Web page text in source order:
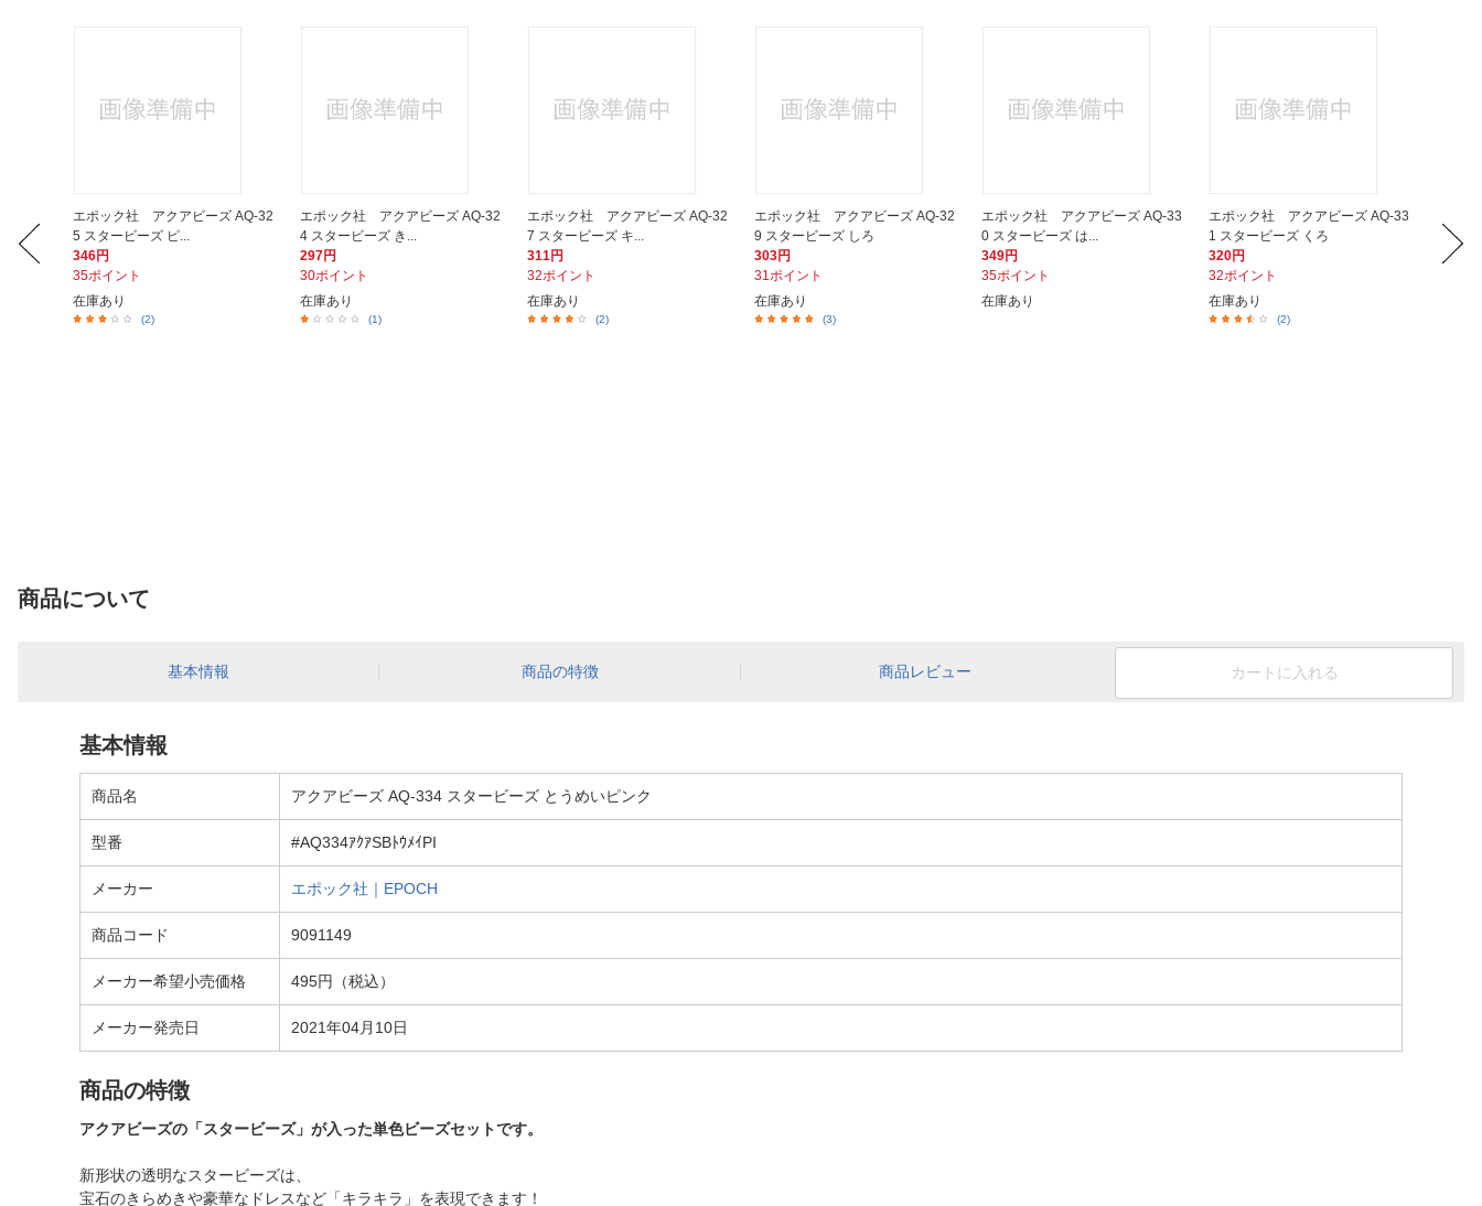
エポック社 アクアビーズ AQ-32
5 スタービーズ ピ...
346円
35ポイント
在庫あり
(2)
エポック社 アクアビーズ AQ-32
4 スタービーズ き...
297円
30ポイント
在庫あり
(1)
エポック社 アクアビーズ AQ-32
7 スタービーズ キ...
311円
32ポイント
在庫あり
(2)
エポック社 アクアビーズ AQ-32
9 スタービーズ しろ
303円
31ポイント
在庫あり
(3)
エポック社 アクアビーズ AQ-33
0 スタービーズ は...
349円
35ポイント
在庫あり
エポック社 アクアビーズ AQ-33
1 スタービーズ くろ
320円
32ポイント
在庫あり
(2)
ズ ス
849円
商品について
カートに入れる
基本情報 商品の特徴 商品レビュー
基本情報
商品名 アクアビーズ AQ-334 スタービーズ とうめいピンク
型番 #AQ334ｱｸｱSBﾄｳﾒｲPI
メーカー エポック社｜EPOCH
商品コード 9091149
メーカー希望小売価格 495円（税込）
メーカー発売日 2021年04月10日
商品の特徴
アクアビーズの「スタービーズ」が入った単色ビーズセットです。
新形状の透明なスタービーズは、
宝石のきらめきや豪華なドレスなど「キラキラ」を表現できます！